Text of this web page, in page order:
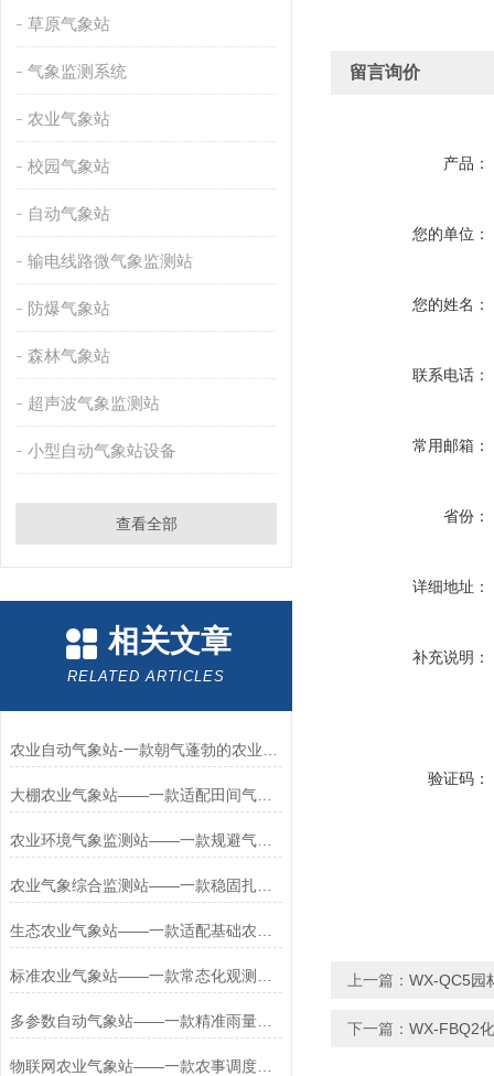
草原气象站
气象监测系统
农业气象站
校园气象站
自动气象站
输电线路微气象监测站
防爆气象站
森林气象站
超声波气象监测站
小型自动气象站设备
查看全部
相关文章
RELATED ARTICLES
大棚农业气象站——一款适配田间气候的无线农业气象站2026+派+送
农业环境气象监测站——一款规避气象灾害的科研用农业气象站2026+派+送
多参数自动气象站——一款精准雨量监测的小型农业气象站2026+派+送
物联网农业气象站——一款农事调度的设施化农业气象站2026+派+送
留言询价
产品：
您的单位：
您的姓名：
联系电话：
常用邮箱：
省份：
详细地址：
补充说明：
验证码：
上一篇： WX-QC5园
下一篇： WX-FBQ2